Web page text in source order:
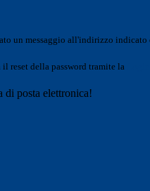
un messaggio all'indirizzo indicato
reset della password tramite la
di posta elettronica!